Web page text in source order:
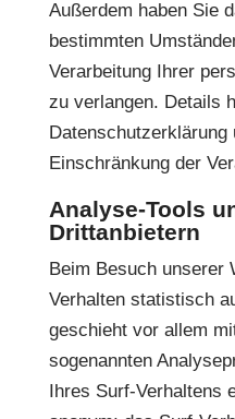
Außerdem haben Sie
bestimmten
Verarbeitung Ihrer
zu verlangen. Details
Datenschutzerklärung
Einschränkung der
Analyse-Tools
Drittanbietern
Beim Besuch unserer
Verhalten statistisch
geschieht vor allem
sogenannten
Ihres Surf-Verhaltens